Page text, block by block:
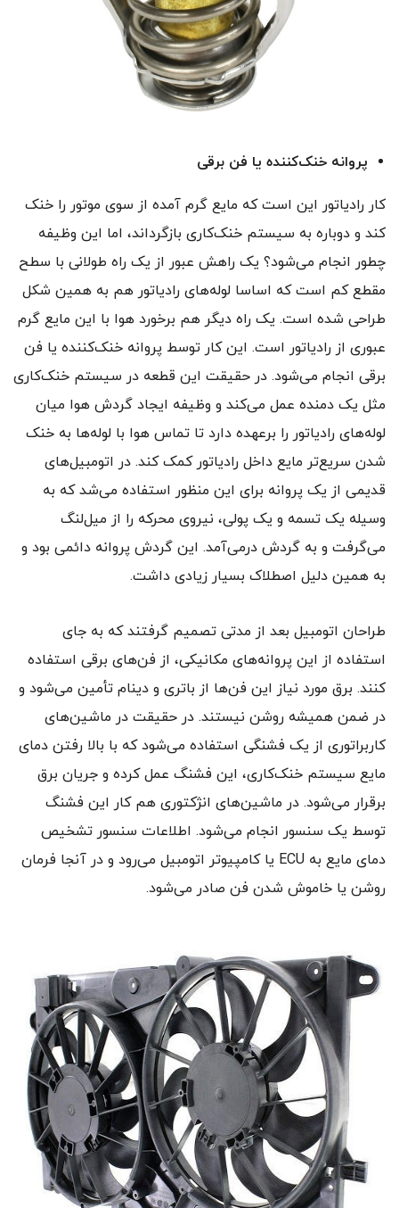
پروانه خنک‌کننده یا فن برقی
کار رادیاتور این است که مایع گرم آمده از سوی موتور را خنک
کند و دوباره به سیستم خنک‌کاری بازگرداند، اما این وظیفه
چطور انجام می‌شود؟ یک راهش عبور از یک راه طولانی با سطح
مقطع کم است که اساسا لوله‌های رادیاتور هم به همین شکل
طراحی شده است. یک راه دیگر هم برخورد هوا با این مایع گرم
عبوری از رادیاتور است. این کار توسط پروانه خنک‌کننده یا فن
برقی انجام می‌شود. در حقیقت این قطعه در سیستم خنک‌کاری
مثل یک دمنده عمل می‌کند و وظیفه ایجاد گردش هوا میان
لوله‌های رادیاتور را برعهده دارد تا تماس هوا با لوله‌ها به خنک
شدن سریع‌تر مایع داخل رادیاتور کمک کند. در اتومبیل‌های
قدیمی از یک پروانه برای این منظور استفاده می‌شد که به
وسیله یک تسمه و یک پولی، نیروی محرکه را از میل‌لنگ
می‌گرفت و به گردش درمی‌آمد. این گردش پروانه دائمی بود و
به همین دلیل اصطلاک بسیار زیادی داشت.
طراحان اتومبیل بعد از مدتی تصمیم گرفتند که به جای
استفاده از این پروانه‌های مکانیکی، از فن‌های برقی استفاده
کنند. برق مورد نیاز این فن‌ها از باتری و دینام تأمین می‌شود و
در ضمن همیشه روشن نیستند. در حقیقت در ماشین‌های
کاربراتوری از یک فشنگی استفاده می‌شود که با بالا رفتن دمای
مایع سیستم خنک‌کاری، این فشنگ عمل کرده و جریان برق
برقرار می‌شود. در ماشین‌های انژکتوری هم کار این فشنگ
توسط یک سنسور انجام می‌شود. اطلاعات سنسور تشخیص
دمای مایع به ECU یا کامپیوتر اتومبیل می‌رود و در آنجا فرمان
روشن یا خاموش شدن فن صادر می‌شود.